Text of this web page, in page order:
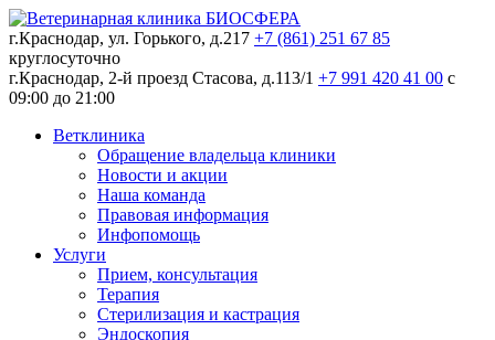
г.Краснодар, ул. Горького, д.217 +7 (861) 251 67 85
круглосуточно
г.Краснодар, 2-й проезд Стасова, д.113/1 +7 991 420 41 00 c
09:00 до 21:00
Ветклиника
Обращение владельца клиники
Новости и акции
Наша команда
Правовая информация
Инфопомощь
Услуги
Прием, консультация
Терапия
Стерилизация и кастрация
Эндоскопия